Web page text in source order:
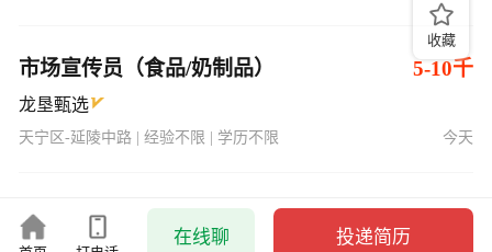
市场宣传员（食品/奶制品） 5-10千
龙垦甄选
天宁区-延陵中路 | 经验不限 | 学历不限 今天
在线聊 投递简历
收藏